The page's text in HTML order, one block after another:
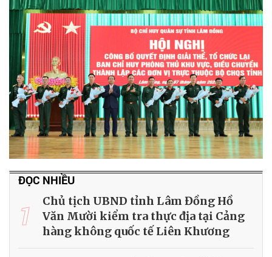
ĐỌC NHIỀU
1
Chủ tịch UBND tỉnh Lâm Đồng Hồ
Văn Mười kiểm tra thực địa tại Cảng
hàng không quốc tế Liên Khương